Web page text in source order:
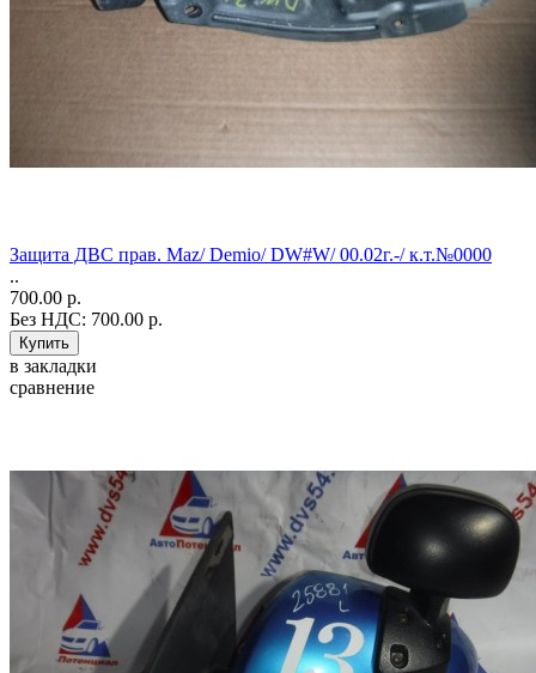
Защита ДВС прав. Maz/ Demio/ DW#W/ 00.02г.-/ к.т.№0000
..
700.00 р.
Без НДС: 700.00 р.
в закладки
сравнение